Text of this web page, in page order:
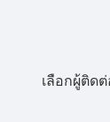
เลือกผู้ติด